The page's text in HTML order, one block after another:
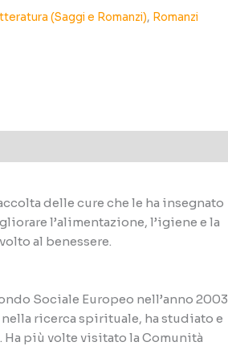
(Saggi e Romanzi), Romanzi
delle cure che le ha insegnato
l’alimentazione, l’igiene e la
al benessere.
Sociale Europeo nell’anno 2003
ricerca spirituale, ha studiato e
più volte visitato la Comunità